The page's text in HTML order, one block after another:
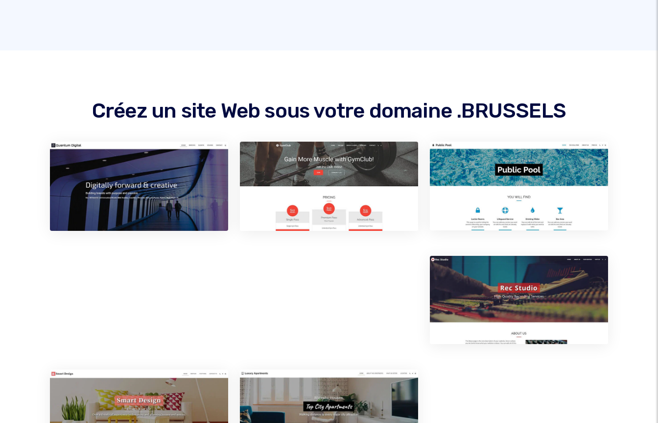
Créez un site Web sous votre domaine .BRUSSELS